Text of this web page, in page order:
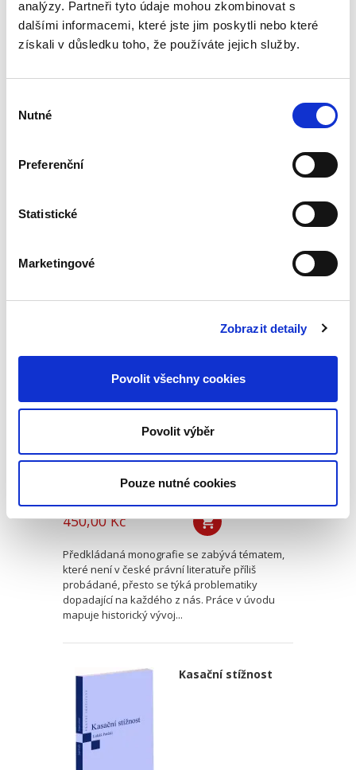
analýzy. Partneři tyto údaje mohou zkombinovat s
dalšími informacemi, které jste jim poskytli nebo které
získali v důsledku toho, že používáte jejich služby.
souhlasu
Nutné
Preferenční
Statistické
Marketingové
Zobrazit detaily
Povolit všechny cookies
Povolit výběr
Pouze nutné cookies
aplikace práva
Evropské unie. 2.
2. VYDÁNÍ
Michal Bobek
Obsahuje vizi jednotné vnitrostátní aplikace
práva EU ve všech členských státech a vychází
opatrnosti v právu
mezinárodního
obchodu
Nicole Grmelová
450,00 Kč
Předkládaná monografie se zabývá tématem,
které není v české právní literatuře příliš
probádané, přesto se týká problematiky
dopadající na každého z nás. Práce v úvodu
mapuje historický vývoj...
Kasační stížnost